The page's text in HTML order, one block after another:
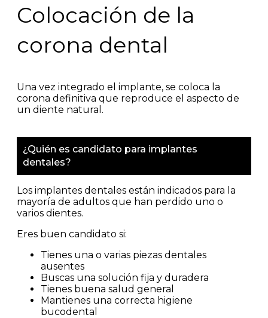
Colocación de la
corona dental
Una vez integrado el implante, se coloca la
corona definitiva que reproduce el aspecto de
un diente natural.
¿Quién es candidato para implantes
dentales?
Los implantes dentales están indicados para la
mayoría de adultos que han perdido uno o
varios dientes.
Eres buen candidato si:
Tienes una o varias piezas dentales
ausentes
Buscas una solución fija y duradera
Tienes buena salud general
Mantienes una correcta higiene
bucodental